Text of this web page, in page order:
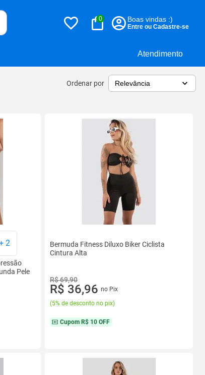
Atendimento
0 Boas vindas :)
Entre ou Cadastre-se
Ordenar por
2
Pele
Bermuda Fitness Diluxo Biker Ciclista
Cintura Alta
R$ 69,90
R$ 36,96 no Pix
(5% de desconto no pix)
Cupom R$ 10 OFF